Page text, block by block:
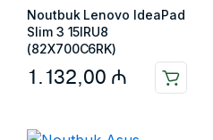
Noutbuk Lenovo IdeaPad
Slim 3 15IRU8
(82X700C6RK)
1.132,00 ₼